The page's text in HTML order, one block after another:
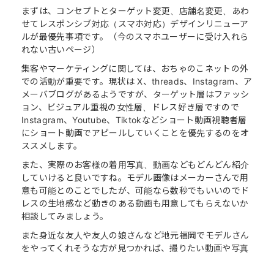
まずは、コンセプトとターゲット変更、店舗名変更、あわ
せてレスポンシブ対応（スマホ対応）デザインリニューア
ルが最優先事項です。（今のスマホユーザーに受け入れら
れない古いページ）
集客やマーケティングに関しては、おちゃのこネットの外
での活動が重要です。現状は X、threads、Instagram、ア
メーバブログがあるようですが、ターゲット層はファッシ
ョン、ビジュアル重視の女性層、ドレス好き層ですので
Instagram、Youtube、Tiktokなどショート動画視聴者層
にショート動画でアピールしていくことを優先するのをオ
ススメします。
また、実際のお客様の着用写真、動画などもどんどん紹介
していけると良いですね。モデル画像はメーカーさんで用
意も可能とのことでしたが、可能なら数秒でもいいのでド
レスの生地感など動きのある動画も用意してもらえないか
相談してみましょう。
また身近な友人や友人の娘さんなど地元福岡でモデルさん
をやってくれそうな方が見つかれば、撮りたい動画や写真